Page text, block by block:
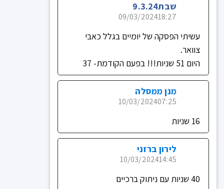
שבת9.3.24
18:27
09/03/2024
עשיתי הפסקה של יומיים בגלל כאבי
צוואר.
היום 51 שניות!!! בפעם הקודמת- 37
מנן ממסלה
07:25
10/03/2024
16 שניות
לירון ברזני
14:45
10/03/2024
40 שניות עם ניתוק ברכיים